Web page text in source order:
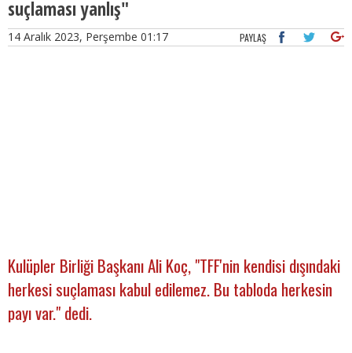
suçlaması yanlış"
14 Aralık 2023, Perşembe 01:17 PAYLAŞ
Kulüpler Birliği Başkanı Ali Koç, "TFF'nin kendisi dışındaki
herkesi suçlaması kabul edilemez. Bu tabloda herkesin
payı var." dedi.